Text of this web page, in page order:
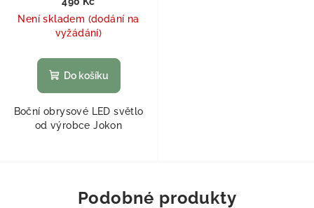
Není skladem (dodání na
vyžádání)
Do košíku
Boční obrysové LED světlo
od výrobce Jokon
Podobné produkty